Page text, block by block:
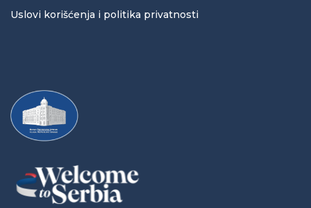
Uslovi korišćenja i politika privatnosti